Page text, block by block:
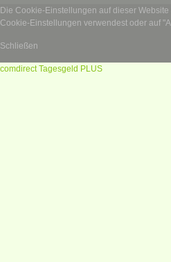
Die Cookie-Einstellungen auf dieser
Cookie-Einstellungen verwendest oder auf
Schließen
comdirect Tagesgeld PLUS